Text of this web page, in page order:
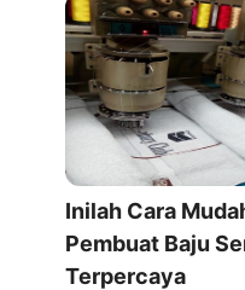
Inilah Cara
Pembuat Baju
Terpercaya